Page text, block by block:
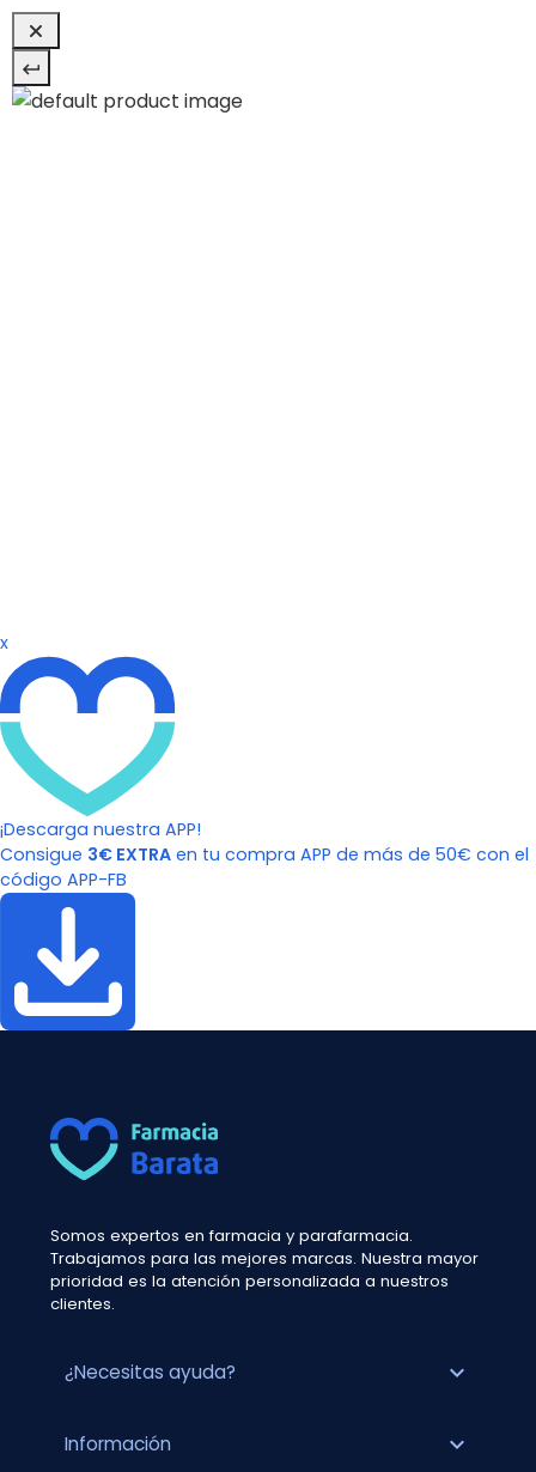
x
¡Descarga nuestra APP!
Consigue 3€ EXTRA en tu compra APP de más de 50€ con el
código APP-FB
Somos expertos en farmacia y parafarmacia.
Trabajamos para las mejores marcas. Nuestra mayor
prioridad es la atención personalizada a nuestros
clientes.
¿Necesitas ayuda? expand_more
Información expand_more